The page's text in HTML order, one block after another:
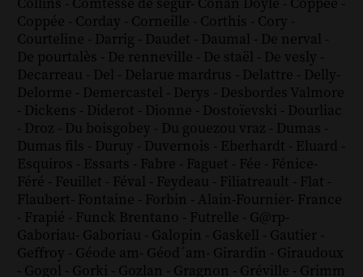
Collins - Comtesse de ségur- Conan Doyle - Coppee -
Coppée - Corday - Corneille - Corthis - Cory -
Courteline - Darrig - Daudet - Daumal - De nerval -
De pourtalès - De renneville - De staël - De vesly -
Decarreau - Del - Delarue mardrus - Delattre - Delly-
Delorme - Demercastel - Derys - Desbordes Valmore
- Dickens - Diderot - Dionne - Dostoïevski - Dourliac
- Droz - Du boisgobey - Du gouezou vraz - Dumas -
Dumas fils - Duruy - Duvernois - Eberhardt - Eluard -
Esquiros - Essarts - Fabre - Faguet - Fée - Fénice-
Féré - Feuillet - Féval - Feydeau - Filiatreault - Flat -
Flaubert- Fontaine - Forbin - Alain-Fournier- France
- Frapié - Funck Brentano - Futrelle - G@rp-
Gaboriau- Gaboriau - Galopin - Gaskell - Gautier -
Geffroy - Géode am- Géod´am- Girardin - Giraudoux
- Gogol - Gorki - Gozlan - Gragnon - Gréville - Grimm